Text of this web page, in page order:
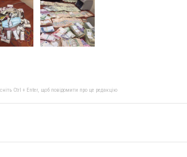
Ctrl + Enter, щоб повідомити про це редакцію